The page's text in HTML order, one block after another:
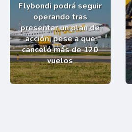
Flybondi podrá seguir
operando tras
presentar un plan de
acción, pese a que
canceló más de 120
vuelos